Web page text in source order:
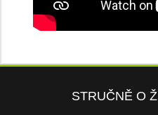
STRUČNĚ O